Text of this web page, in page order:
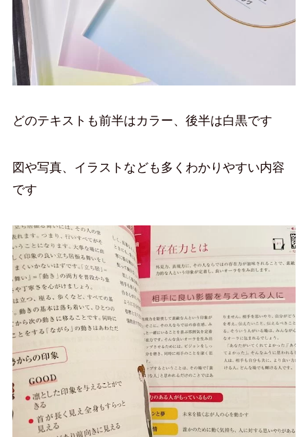
どのテキストも前半はカラー、後半は白黒です
図や写真、イラストなども多くわかりやすい内容
です